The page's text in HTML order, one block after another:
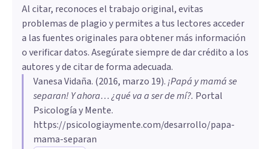
Al citar, reconoces el trabajo original, evitas
problemas de plagio y permites a tus lectores acceder
a las fuentes originales para obtener más información
o verificar datos. Asegúrate siempre de dar crédito a los
autores y de citar de forma adecuada.
Vanesa Vidaña. (2016, marzo 19). ¡Papá y mamá se
separan! Y ahora… ¿qué va a ser de mí?. Portal
Psicología y Mente.
https://psicologiaymente.com/desarrollo/papa-
mama-separan